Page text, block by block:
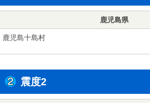
鹿児島県
鹿児島十島村
震度2